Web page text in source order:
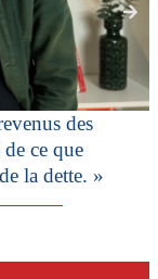
des
ce que
la dette. »